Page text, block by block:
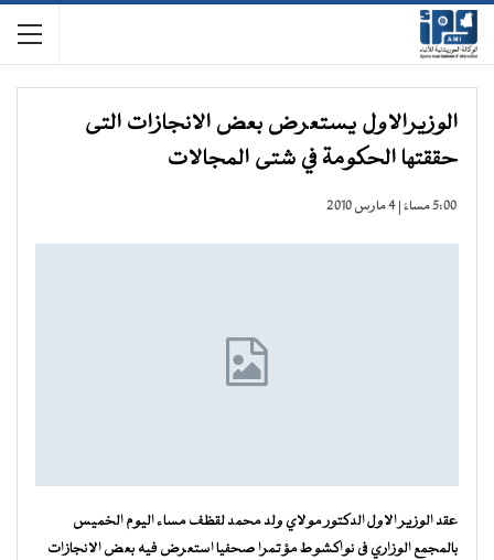
الوزيرالاول يستعرض بعض الانجازات التى
حققتها الحكومة في شتى المجالات
5:00 مساءً | 4 مارس 2010
عقد الوزير الاول الدكتور مولاي ولد محمد لقظف مساء اليوم الخميس
بالمجمع الوزاري فى نواكشوط مؤتمرا صحفيا استعرض فيه بعض الانجازات